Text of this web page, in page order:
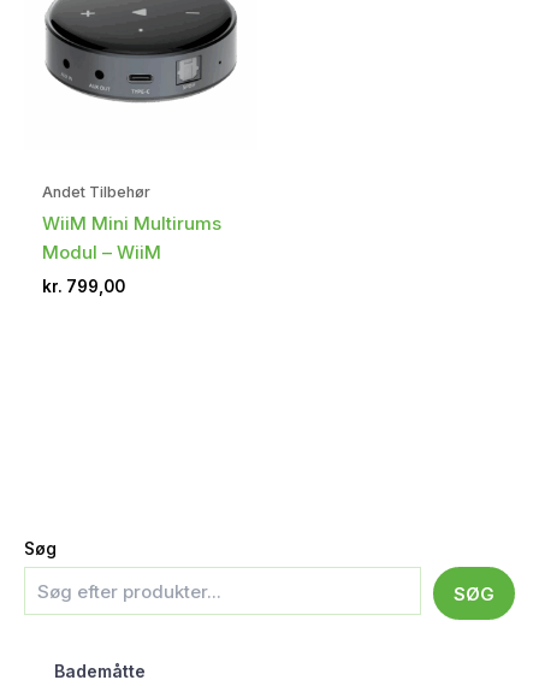
Søg
SØG
Bademåtte
Andet Tilbehør
WiiM Mini Multirums
Modul – WiiM
kr. 799,00